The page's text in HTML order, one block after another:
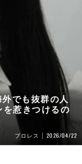
でも抜群の人
惹きつけるの
プロレス 2026/04/22